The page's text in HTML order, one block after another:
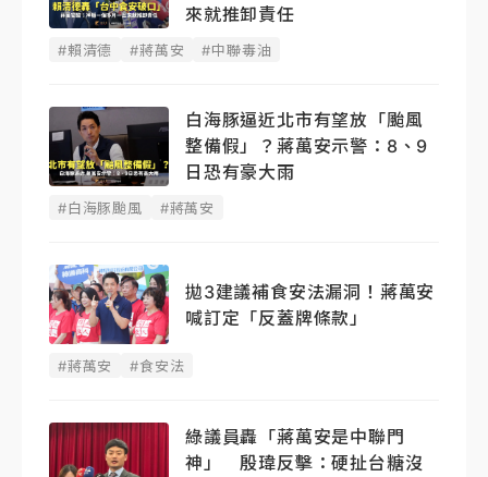
來就推卸責任
#賴清德 #蔣萬安 #中聯毒油
白海豚逼近北市有望放「颱風
整備假」？蔣萬安示警：8、9
日恐有豪大雨
#白海豚颱風 #蔣萬安
拋3建議補食安法漏洞！蔣萬安
喊訂定「反蓋牌條款」
#蔣萬安 #食安法
綠議員轟「蔣萬安是中聯門
神」 殷瑋反擊：硬扯台糖沒